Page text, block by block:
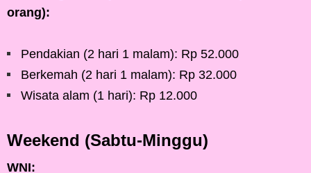
orang):
Pendakian (2 hari 1 malam): Rp 52.000
Berkemah (2 hari 1 malam): Rp 32.000
Wisata alam (1 hari): Rp 12.000
Weekend (Sabtu-Minggu)
WNI: